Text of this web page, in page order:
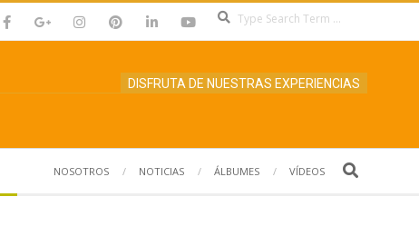
DISFRUTA DE NUESTRAS EXPERIENCIAS
NOSOTROS NOTICIAS ÁLBUMES VÍDEOS Search